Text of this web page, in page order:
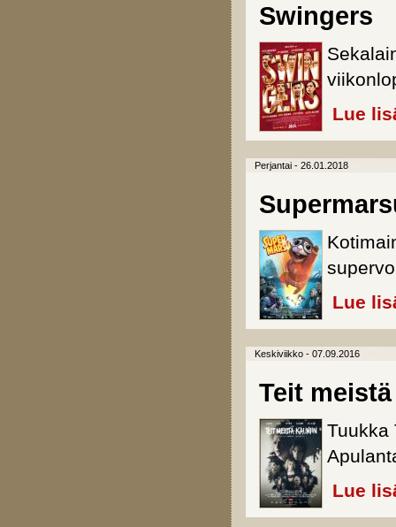
Swingers
Lue
Perjantai - 26.01.2018
Lue
Keskiviikko - 07.09.2016
Teit
Tuukka
Lue